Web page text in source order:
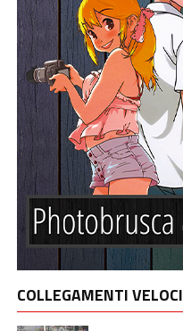
COLLEGAMENTI VELOCI